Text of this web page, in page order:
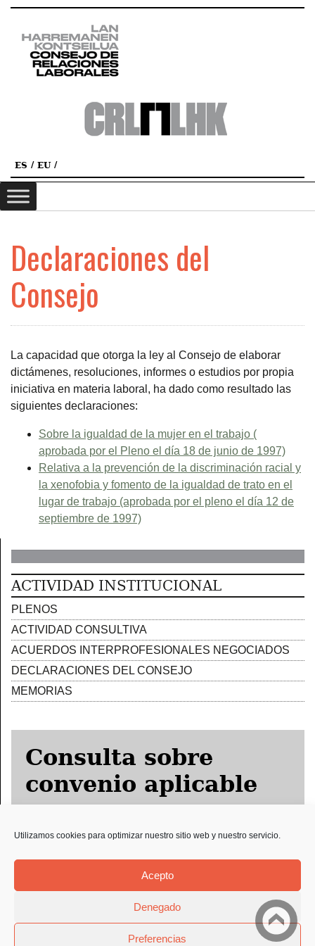
Utilizamos cookies para optimizar nuestro sitio web y nuestro servicio.
Acepto
Denegado
Preferencias
ES EU
Declaraciones del
Consejo
La capacidad que otorga la ley al Consejo de elaborar
dictámenes, resoluciones, informes o estudios por propia
iniciativa en materia laboral, ha dado como resultado las
siguientes declaraciones:
Sobre la igualdad de la mujer en el trabajo (
aprobada por el Pleno el día 18 de junio de 1997)
Relativa a la prevención de la discriminación racial y
la xenofobia y fomento de la igualdad de trato en el
lugar de trabajo (aprobada por el pleno el día 12 de
septiembre de 1997)
ACTIVIDAD INSTITUCIONAL
PLENOS
ACTIVIDAD CONSULTIVA
ACUERDOS INTERPROFESIONALES NEGOCIADOS
DECLARACIONES DEL CONSEJO
MEMORIAS
Consulta sobre
convenio aplicable